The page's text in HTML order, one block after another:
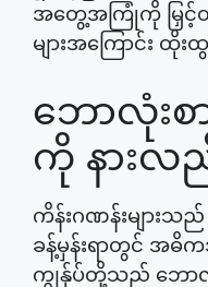
အတွေ့အကြုံကို မြှင့်
များအကြောင်း ထိုးထွ
ဘောလုံးစာ
ကို နားလည်
ကိန်းဂဏန်းများသ
ခန့်မှန်းရာတွင် အဓိ
ကျွန်ုပ်တို့သည် ဘောလုံ